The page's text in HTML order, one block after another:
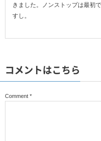
きました。ノンストップは最初
すし。
コメントはこちら
Comment *